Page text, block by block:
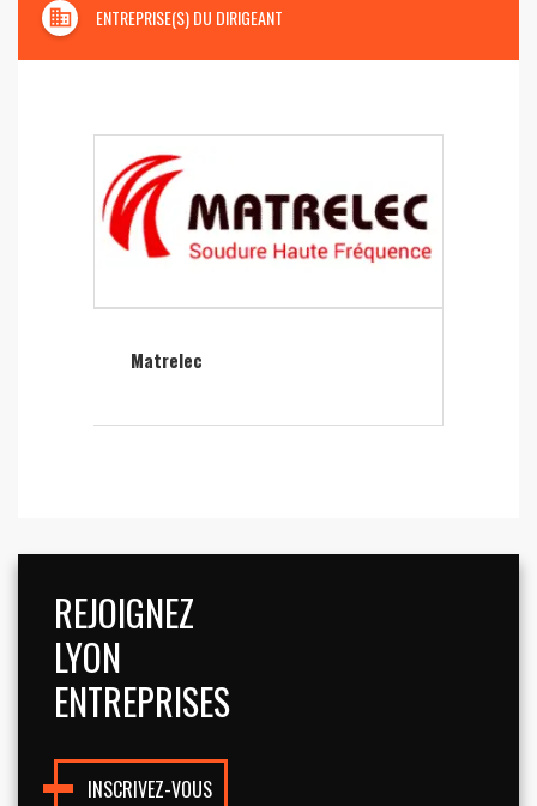
domain ENTREPRISE(S) DU DIRIGEANT
Matrelec
REJOIGNEZ
LYON
ENTREPRISES
INSCRIVEZ-VOUS